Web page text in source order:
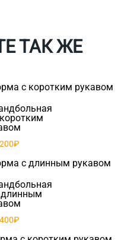
ТАК ЖЕ